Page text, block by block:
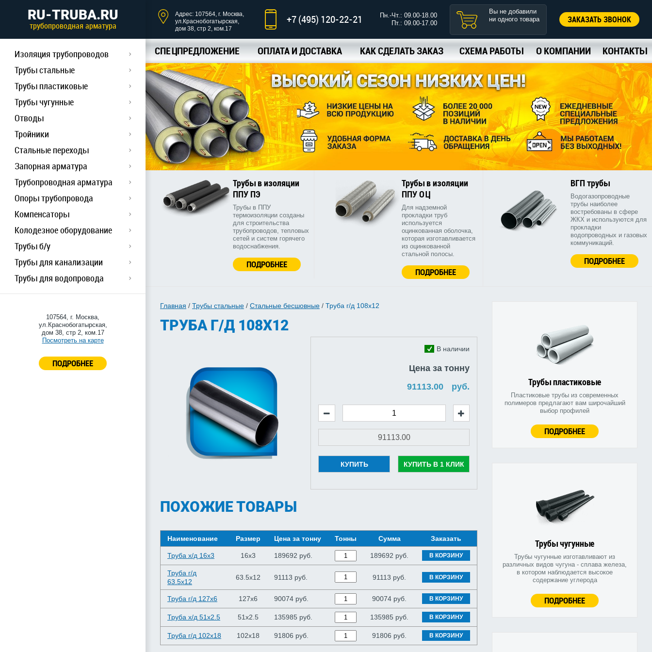
RU-TRUBA.RU
трубопроводная арматура
Изоляция трубопроводов
Трубы стальные
Трубы пластиковые
Трубы чугунные
Отводы
Тройники
Стальные переходы
Запорная арматура
Трубопроводная арматура
Опоры трубопровода
Компенсаторы
Колодезное оборудование
Трубы б/у
Трубы для канализации
Трубы для водопровода
107564, г. Москва,
ул.Краснобогатырская,
дом 38, стр 2, ком.17
Посмотреть на карте
ПОДРОБНЕЕ
Адрес: 107564, г. Москва,
ул.Краснобогатырская,
дом 38, стр 2, ком.17
+7 (495) 120-22-21
Пн.-Чт.: 09.00-18.00
Пт.: 09.00-17.00
Вы не добавили
ни одного товара
ЗАКАЗАТЬ ЗВОНОК
СПЕЦПРЕДЛОЖЕНИЕ ОПЛАТА И ДОСТАВКА КАК СДЕЛАТЬ ЗАКАЗ СХЕМА РАБОТЫ О КОМПАНИИ КОНТАКТЫ
Трубы в изоляции
ППУ ПЭ
Трубы в ППУ
термоизоляции созданы
для строительства
трубопроводов, тепловых
сетей и систем горячего
водоснабжения.
ПОДРОБНЕЕ
Трубы в изоляции
ППУ ОЦ
Для надземной
прокладки труб
используется
оцинкованная оболочка,
которая изготавливается
из оцинкованной
стальной полосы.
ПОДРОБНЕЕ
ВГП трубы
Водогазопроводные
трубы наиболее
востребованы в сфере
ЖКХ и используются для
прокладки
водопроводных и газовых
коммуникаций.
ПОДРОБНЕЕ
Трубы пластиковые
Пластиковые трубы из современных
полимеров предлагают вам широчайший
выбор профилей
ПОДРОБНЕЕ
Трубы чугунные
Трубы чугунные изготавливают из
различных видов чугуна - сплава железа,
в котором наблюдается высокое
содержание углерода
ПОДРОБНЕЕ
Главная / Трубы стальные / Стальные бесшовные / Труба г/д 108x12
ТРУБА Г/Д 108X12
В наличии
Цена за тонну
руб.
КУПИТЬ КУПИТЬ В 1 КЛИК
ПОХОЖИЕ ТОВАРЫ
Наименование Размер Цена за тонну Тонны Сумма Заказать
Труба х/д 16x3 16x3 189692 руб. 189692 руб. В КОРЗИНУ
Труба г/д
63.5x12
63.5x12 91113 руб. 91113 руб. В КОРЗИНУ
Труба г/д 127x6 127x6 90074 руб. 90074 руб. В КОРЗИНУ
Труба х/д 51x2.5 51x2.5 135985 руб. 135985 руб. В КОРЗИНУ
Труба г/д 102x18 102x18 91806 руб. 91806 руб. В КОРЗИНУ